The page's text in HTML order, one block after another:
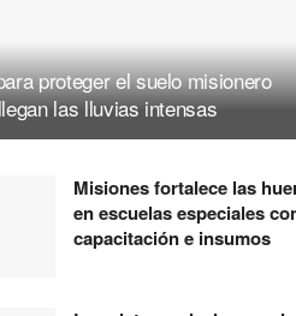
proteger el suelo misionero
las lluvias intensas
Misiones fortalece las
en escuelas especiales
capacitación e insumos